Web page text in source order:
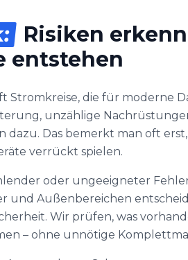
Risiken
entstehen
Stromkreise, die für moderne
unzählige
Das bemerkt man oft
verrückt spielen.
oder ungeeigneter
und Außenbereichen
Wir prüfen, was
– ohne unnötige